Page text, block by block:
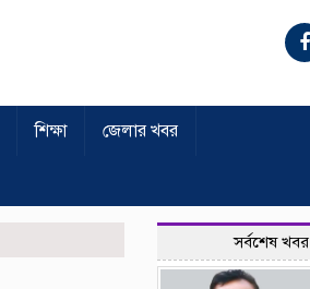
শিক্ষা জেলার খবর
সর্বশেষ খবর